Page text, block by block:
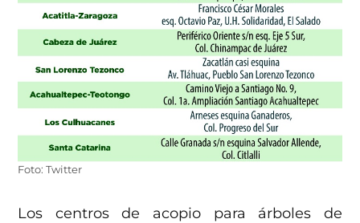
Foto: Twitter
Los centros de acopio para árboles de